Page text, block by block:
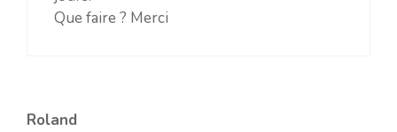
Que faire ? Merci
Roland